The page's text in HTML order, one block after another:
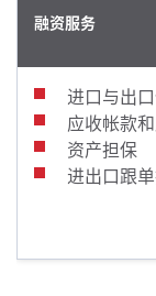
融资服务
进口与出
应收帐款
资产担保
进出口跟